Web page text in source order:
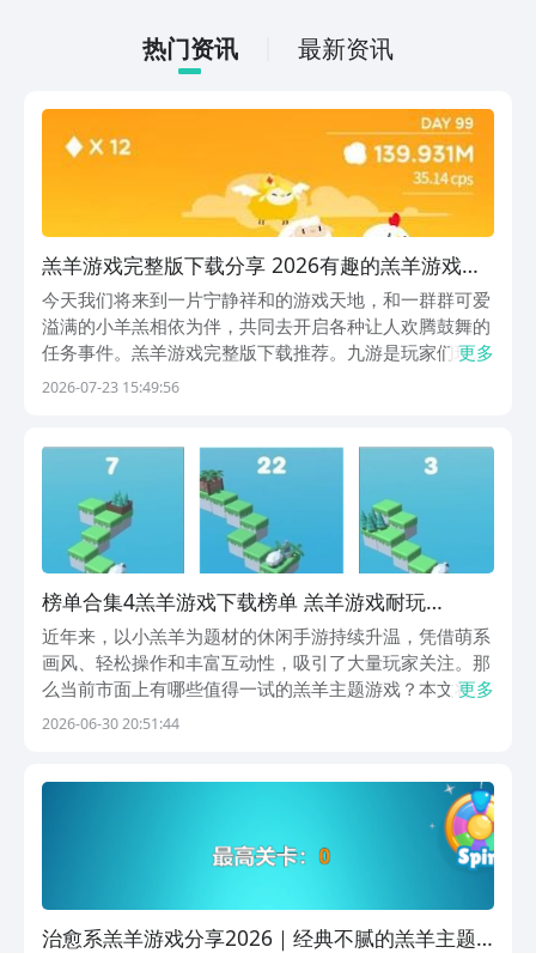
的手游市场里反而显得稀罕了。
热门资讯 最新资讯
羔羊游戏完整版下载分享 2026有趣的羔羊游戏有
哪几款
今天我们将来到一片宁静祥和的游戏天地，和一群群可爱
溢满的小羊羔相依为伴，共同去开启各种让人欢腾鼓舞的
任务事件。羔羊游戏完整版下载推荐。九游是玩家们玩游
戏首选的必备平台，因为九游是全网手游福利性价比最高
更多
2026-07-23 15:49:56
榜单合集4羔羊游戏下载榜单 羔羊游戏耐玩
before_22026
近年来，以小羔羊为题材的休闲手游持续升温，凭借萌系
画风、轻松操作和丰富互动性，吸引了大量玩家关注。那
么当前市面上有哪些值得一试的羔羊主题游戏？本文将为
您梳理一份精选合集，涵盖跳跃、肉鸽、地牢、跑酷、三
机
更多
2026-06-30 20:51:44
治愈系羔羊游戏分享2026｜经典不腻的羔羊主题